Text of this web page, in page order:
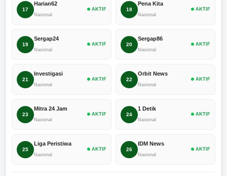
17
Harian62
Nasional
AKTIF 18
Pena Kita
Nasional
AKTIF
19
Sergap24
Nasional
AKTIF 20
Sergap86
Nasional
AKTIF
21
Investigasi
Nasional
AKTIF 22
Orbit News
Nasional
AKTIF
23
Mitra 24 Jam
Nasional
AKTIF 24
1 Detik
Nasional
AKTIF
25
Liga Peristiwa
Nasional
AKTIF 26
IDM News
Nasional
AKTIF